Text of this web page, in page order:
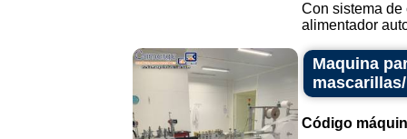
Con sistema de
alimentador
Maquina
Código